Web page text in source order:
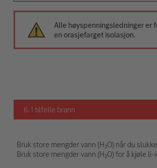
Alle høyspenningsledninger er
en orasjefarget isolasjon.
6. I tilfelle brann
Bruk store mengder vann (H₂O) når du
Bruk store mengder vann (H₂O) for å kjøle